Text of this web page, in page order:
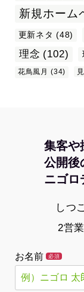
新規ホーム
更新ネタ (48)
理念 (102)
花鳥風月
(34)
集客や
公開後
ニゴロ
しつ
2営
お名前 必須